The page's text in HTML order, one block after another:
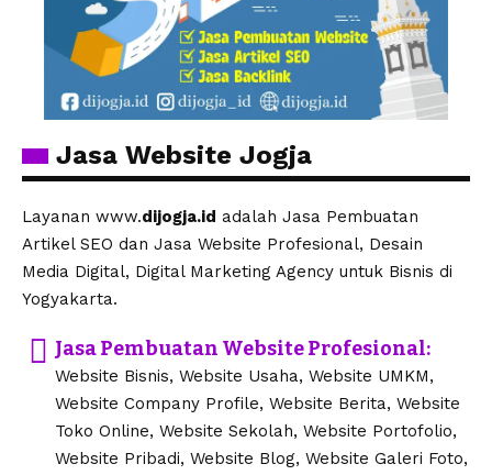
Jasa Website Jogja
Layanan www.dijogja.id adalah Jasa Pembuatan
Artikel SEO dan Jasa Website Profesional, Desain
Media Digital, Digital Marketing Agency untuk Bisnis di
Yogyakarta.
Jasa Pembuatan Website Profesional:
Website Bisnis, Website Usaha, Website UMKM,
Website Company Profile, Website Berita, Website
Toko Online, Website Sekolah, Website Portofolio,
Website Pribadi, Website Blog, Website Galeri Foto,